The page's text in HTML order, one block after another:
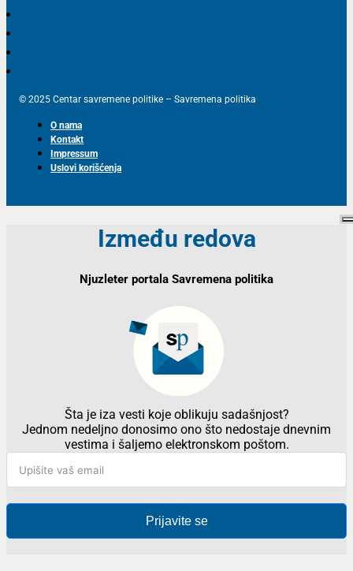
© 2025 Centar savremene politike – Savremena politika
O nama
Kontakt
Impressum
Uslovi korišćenja
Između redova
Njuzleter portala Savremena politika
Šta je iza vesti koje oblikuju sadašnjost?
Jednom nedeljno donosimo ono što nedostaje dnevnim
vestima i šaljemo elektronskom poštom.
Prijavite se